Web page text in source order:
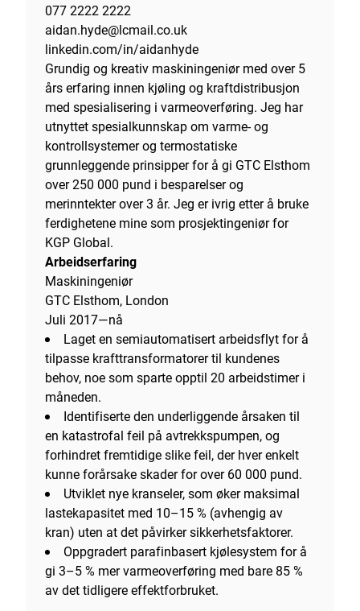
077 2222 2222
aidan.hyde@lcmail.co.uk
linkedin.com/in/aidanhyde
Grundig og kreativ maskiningeniør med over 5
års erfaring innen kjøling og kraftdistribusjon
med spesialisering i varmeoverføring. Jeg har
utnyttet spesialkunnskap om varme- og
kontrollsystemer og termostatiske
grunnleggende prinsipper for å gi GTC Elsthom
over 250 000 pund i besparelser og
merinntekter over 3 år. Jeg er ivrig etter å bruke
ferdighetene mine som prosjektingeniør for
KGP Global.
Arbeidserfaring
Maskiningeniør
GTC Elsthom, London
Juli 2017—nå
Laget en semiautomatisert arbeidsflyt for å
tilpasse krafttransformatorer til kundenes
behov, noe som sparte opptil 20 arbeidstimer i
måneden.
Identifiserte den underliggende årsaken til
en katastrofal feil på avtrekkspumpen, og
forhindret fremtidige slike feil, der hver enkelt
kunne forårsake skader for over 60 000 pund.
Utviklet nye kranseler, som øker maksimal
lastekapasitet med 10–15 % (avhengig av
kran) uten at det påvirker sikkerhetsfaktorer.
Oppgradert parafinbasert kjølesystem for å
gi 3–5 % mer varmeoverføring med bare 85 %
av det tidligere effektforbruket.